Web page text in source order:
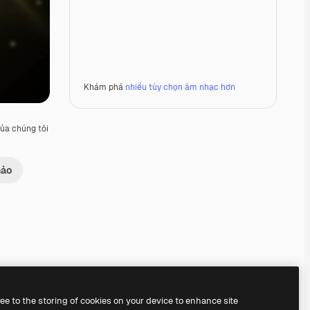
chúng tôi
Khám phá nhiều tùy chọn âm nhạc hơn
to the storing of cookies on your device to enhance site